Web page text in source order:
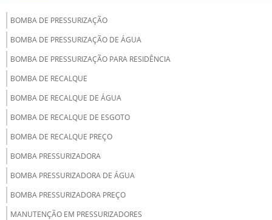
BOMBA DE PRESSURIZAÇÃO
BOMBA DE PRESSURIZAÇÃO DE ÁGUA
BOMBA DE PRESSURIZAÇÃO PARA RESIDÊNCIA
BOMBA DE RECALQUE
BOMBA DE RECALQUE DE ÁGUA
BOMBA DE RECALQUE DE ESGOTO
BOMBA DE RECALQUE PREÇO
BOMBA PRESSURIZADORA
BOMBA PRESSURIZADORA DE ÁGUA
BOMBA PRESSURIZADORA PREÇO
MANUTENÇÃO EM PRESSURIZADORES